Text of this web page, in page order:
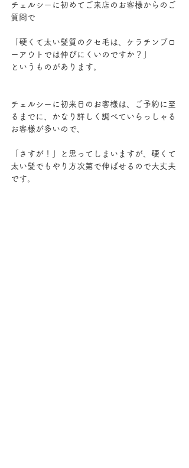
チェルシーに初めてご来店のお客様からのご
質問で
「硬くて太い髪質のクセ毛は、ケラチンブロ
ーアウトでは伸びにくいのですか？」
というものがあります。
チェルシーに初来日のお客様は、ご予約に至
るまでに、かなり詳しく調べていらっしゃる
お客様が多いので、
「さすが！」と思ってしまいますが、硬くて
太い髪でもやり方次第で伸ばせるので大丈夫
です。